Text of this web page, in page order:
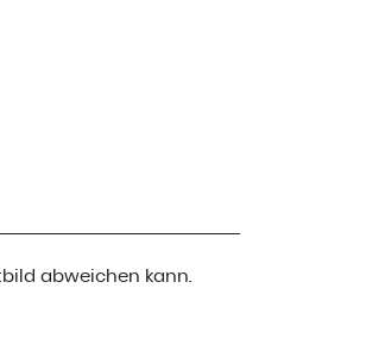
abweichen kann.